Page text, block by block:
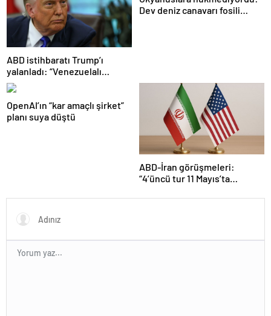
ABD istihbaratı Trump’ı
yalanladı: “Venezuelalı
çeteler Maduro’ya bağlı değil”
Dev deniz canavarı fosili
OpenAI’ın “kar amaçlı şirket”
planı suya düştü
ABD-İran görüşmeleri:
“4’üncü tur 11 Mayıs’ta